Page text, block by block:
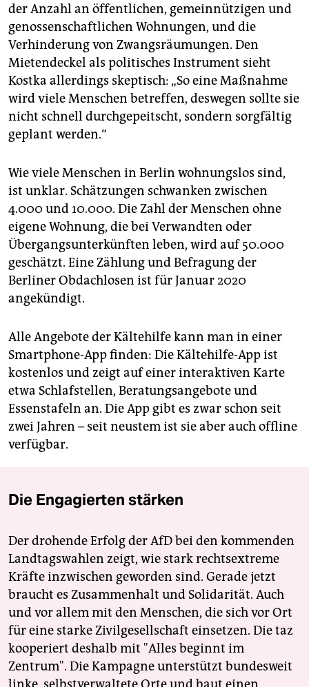
der Anzahl an öffentlichen, gemeinnützigen und
genossenschaftlichen Wohnungen, und die
Verhinderung von Zwangsräumungen. Den
Mietendeckel als politisches Instrument sieht
Kostka allerdings skeptisch: „So eine Maßnahme
wird viele Menschen betreffen, deswegen sollte sie
nicht schnell durchgepeitscht, sondern sorgfältig
geplant werden.“
Wie viele Menschen in Berlin wohnungslos sind,
ist unklar. Schätzungen schwanken zwischen
4.000 und 10.000. Die Zahl der Menschen ohne
eigene Wohnung, die bei Verwandten oder
Übergangsunterkünften leben, wird auf 50.000
geschätzt. Eine Zählung und Befragung der
Berliner Obdachlosen ist für Januar 2020
angekündigt.
Alle Angebote der Kältehilfe kann man in einer
Smartphone-App finden: Die Kältehilfe-App ist
kostenlos und zeigt auf einer interaktiven Karte
etwa Schlafstellen, Beratungsangebote und
Essenstafeln an. Die App gibt es zwar schon seit
zwei Jahren – seit neustem ist sie aber auch offline
verfügbar.
Die Engagierten stärken
Der drohende Erfolg der AfD bei den kommenden
Landtagswahlen zeigt, wie stark rechtsextreme
Kräfte inzwischen geworden sind. Gerade jetzt
braucht es Zusammenhalt und Solidarität. Auch
und vor allem mit den Menschen, die sich vor Ort
für eine starke Zivilgesellschaft einsetzen. Die taz
kooperiert deshalb mit "Alles beginnt im
Zentrum". Die Kampagne unterstützt bundesweit